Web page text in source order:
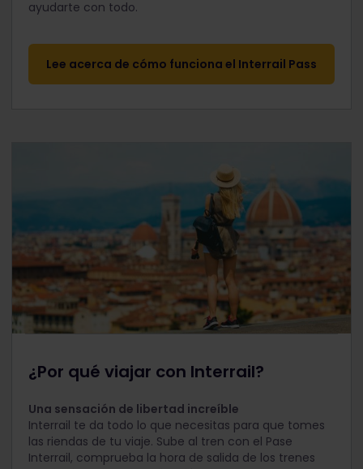
ayudarte con todo.
Lee acerca de cómo funciona el Interrail Pass
¿Por qué viajar con Interrail?
Una sensación de libertad increíble
Interrail te da todo lo que necesitas para que tomes
las riendas de tu viaje. Sube al tren con el Pase
Interrail, comprueba la hora de salida de los trenes